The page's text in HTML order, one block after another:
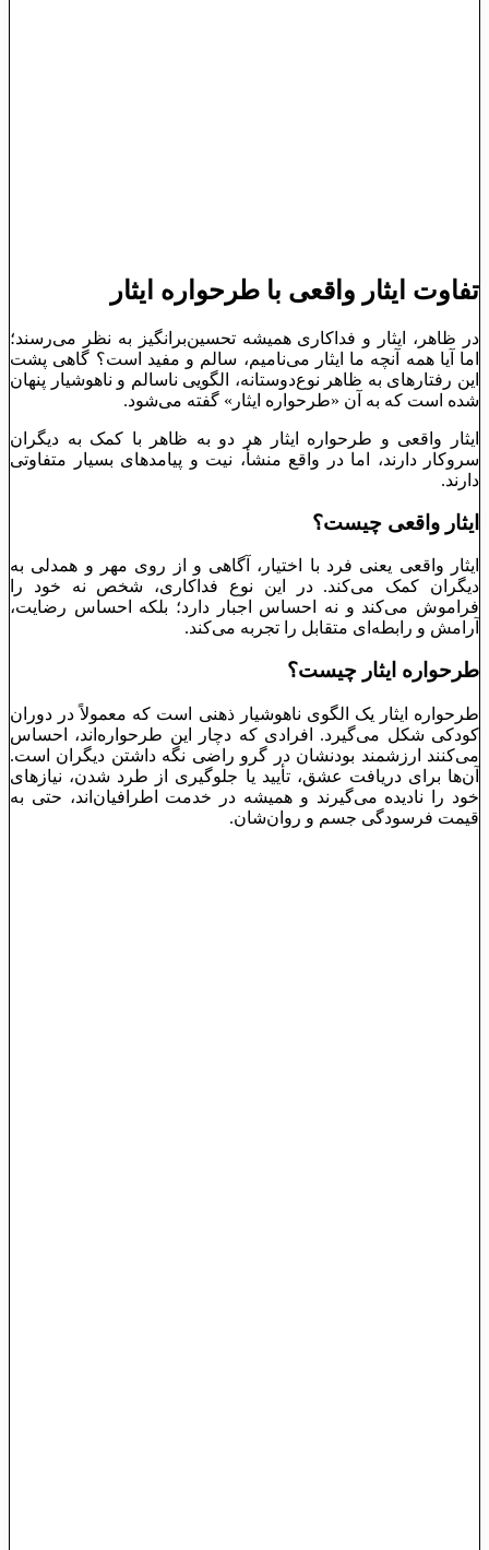
تفاوت ایثار واقعی با طرحواره ایثار
در ظاهر، ایثار و فداکاری همیشه تحسین‌برانگیز به نظر می‌رسند؛
اما آیا همه آنچه ما ایثار می‌نامیم، سالم و مفید است؟ گاهی پشت
این رفتارهای به ظاهر نوع‌دوستانه، الگویی ناسالم و ناهوشیار پنهان
شده است که به آن «طرحواره ایثار» گفته می‌شود.
ایثار واقعی و طرحواره ایثار هر دو به ظاهر با کمک به دیگران
سروکار دارند، اما در واقع منشأ، نیت و پیامدهای بسیار متفاوتی
دارند.
ایثار واقعی چیست؟
ایثار واقعی یعنی فرد با اختیار، آگاهی و از روی مهر و همدلی به
دیگران کمک می‌کند. در این نوع فداکاری، شخص نه خود را
فراموش می‌کند و نه احساس اجبار دارد؛ بلکه احساس رضایت،
آرامش و رابطه‌ای متقابل را تجربه می‌کند.
طرحواره ایثار چیست؟
طرحواره ایثار یک الگوی ناهوشیار ذهنی است که معمولاً در دوران
کودکی شکل می‌گیرد. افرادی که دچار این طرحواره‌اند، احساس
می‌کنند ارزشمند بودنشان در گرو راضی نگه داشتن دیگران است.
آن‌ها برای دریافت عشق، تأیید یا جلوگیری از طرد شدن، نیازهای
خود را نادیده می‌گیرند و همیشه در خدمت اطرافیان‌اند، حتی به
قیمت فرسودگی جسم و روان‌شان.